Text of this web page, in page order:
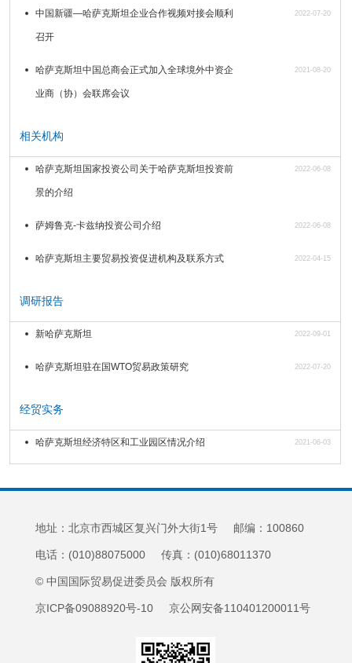
中国新疆—哈萨克斯坦企业合作视频对接会顺利
召开
2022-07-20
哈萨克斯坦中国总商会正式加入全球境外中资企
业商（协）会联席会议
2021-08-20
相关机构
哈萨克斯坦国家投资公司关于哈萨克斯坦投资前
景的介绍
2022-06-08
萨姆鲁克-卡兹纳投资公司介绍 2022-06-08
哈萨克斯坦主要贸易投资促进机构及联系方式 2022-04-15
调研报告
新哈萨克斯坦 2022-09-01
哈萨克斯坦驻在国WTO贸易政策研究 2022-07-20
经贸实务
哈萨克斯坦经济特区和工业园区情况介绍 2021-06-03
地址：北京市西城区复兴门外大街1号 邮编：100860
电话：(010)88075000 传真：(010)68011370
© 中国国际贸易促进委员会 版权所有
京ICP备09088920号-10 京公网安备110401200011号